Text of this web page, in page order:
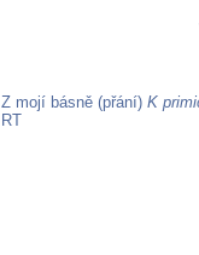
Z mojí básně (přání) K
RT